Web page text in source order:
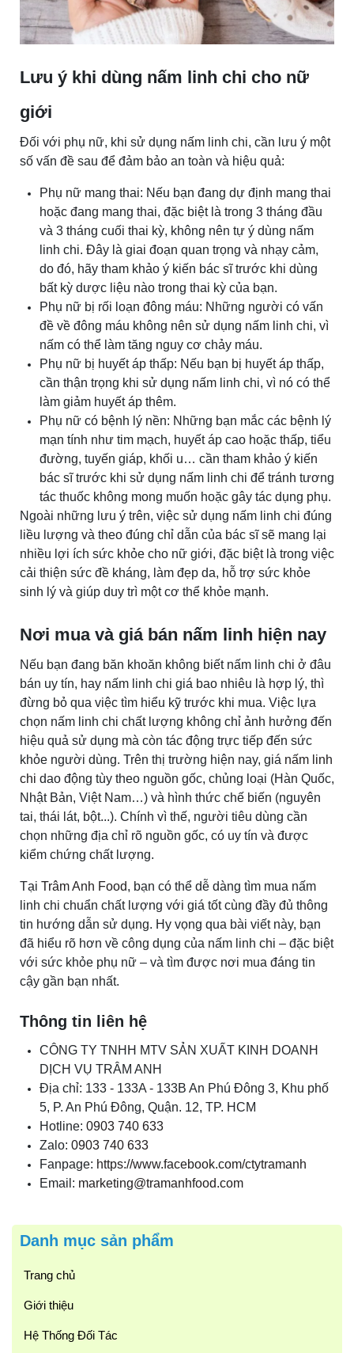
Lưu ý khi dùng nấm linh chi cho nữ
giới
Đối với phụ nữ, khi sử dụng nấm linh chi, cần lưu ý một
số vấn đề sau để đảm bảo an toàn và hiệu quả:
Phụ nữ mang thai: Nếu bạn đang dự định mang thai
hoặc đang mang thai, đặc biệt là trong 3 tháng đầu
và 3 tháng cuối thai kỳ, không nên tự ý dùng nấm
linh chi. Đây là giai đoạn quan trọng và nhạy cảm,
do đó, hãy tham khảo ý kiến bác sĩ trước khi dùng
bất kỳ dược liệu nào trong thai kỳ của bạn.
Phụ nữ bị rối loạn đông máu: Những người có vấn
đề về đông máu không nên sử dụng nấm linh chi, vì
nấm có thể làm tăng nguy cơ chảy máu.
Phụ nữ bị huyết áp thấp: Nếu bạn bị huyết áp thấp,
cần thận trọng khi sử dụng nấm linh chi, vì nó có thể
làm giảm huyết áp thêm.
Phụ nữ có bệnh lý nền: Những bạn mắc các bệnh lý
mạn tính như tim mạch, huyết áp cao hoặc thấp, tiểu
đường, tuyến giáp, khối u… cần tham khảo ý kiến
bác sĩ trước khi sử dụng nấm linh chi để tránh tương
tác thuốc không mong muốn hoặc gây tác dụng phụ.
Ngoài những lưu ý trên, việc sử dụng nấm linh chi đúng
liều lượng và theo đúng chỉ dẫn của bác sĩ sẽ mang lại
nhiều lợi ích sức khỏe cho nữ giới, đặc biệt là trong việc
cải thiện sức đề kháng, làm đẹp da, hỗ trợ sức khỏe
sinh lý và giúp duy trì một cơ thể khỏe mạnh.
Nơi mua và giá bán nấm linh hiện nay
Nếu bạn đang băn khoăn không biết nấm linh chi ở đâu
bán uy tín, hay nấm linh chi giá bao nhiêu là hợp lý, thì
đừng bỏ qua việc tìm hiểu kỹ trước khi mua. Việc lựa
chọn nấm linh chi chất lượng không chỉ ảnh hưởng đến
hiệu quả sử dụng mà còn tác động trực tiếp đến sức
khỏe người dùng. Trên thị trường hiện nay, giá nấm linh
chi dao động tùy theo nguồn gốc, chủng loại (Hàn Quốc,
Nhật Bản, Việt Nam…) và hình thức chế biến (nguyên
tai, thái lát, bột...). Chính vì thế, người tiêu dùng cần
chọn những địa chỉ rõ nguồn gốc, có uy tín và được
kiểm chứng chất lượng.
Tại Trâm Anh Food, bạn có thể dễ dàng tìm mua nấm
linh chi chuẩn chất lượng với giá tốt cùng đầy đủ thông
tin hướng dẫn sử dụng. Hy vọng qua bài viết này, bạn
đã hiểu rõ hơn về công dụng của nấm linh chi – đặc biệt
với sức khỏe phụ nữ – và tìm được nơi mua đáng tin
cậy gần bạn nhất.
Thông tin liên hệ
CÔNG TY TNHH MTV SẢN XUẤT KINH DOANH
DỊCH VỤ TRÂM ANH
Địa chỉ: 133 - 133A - 133B An Phú Đông 3, Khu phố
5, P. An Phú Đông, Quận. 12, TP. HCM
Hotline: 0903 740 633
Zalo: 0903 740 633
Fanpage: https://www.facebook.com/ctytramanh
Email: marketing@tramanhfood.com
Danh mục sản phẩm
Trang chủ
Giới thiệu
Hệ Thống Đối Tác